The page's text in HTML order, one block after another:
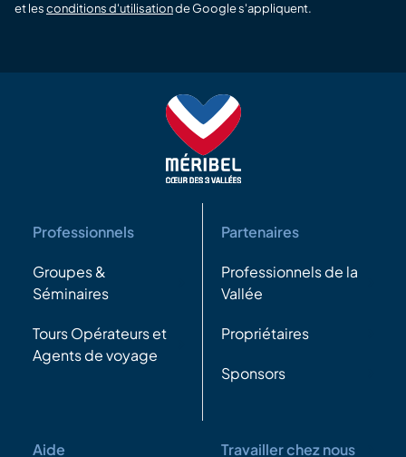
et lesconditions d'utilisationde Google s'appliquent.
Professionnels
Groupes &
Séminaires
Tours Opérateurs et
Agents de voyage
Partenaires
Professionnels de la
Vallée
Propriétaires
Sponsors
Aide Travailler chez nous